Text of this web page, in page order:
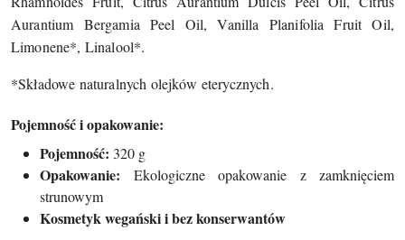
Aurantium Bergamia Peel Oil, Vanilla Planifolia Fruit Oil,
Limonene*, Linalool*.
*Składowe naturalnych olejków eterycznych.
Pojemność i opakowanie:
Pojemność: 320 g
Opakowanie: Ekologiczne opakowanie z zamknięciem
strunowym
Kosmetyk wegański i bez konserwantów